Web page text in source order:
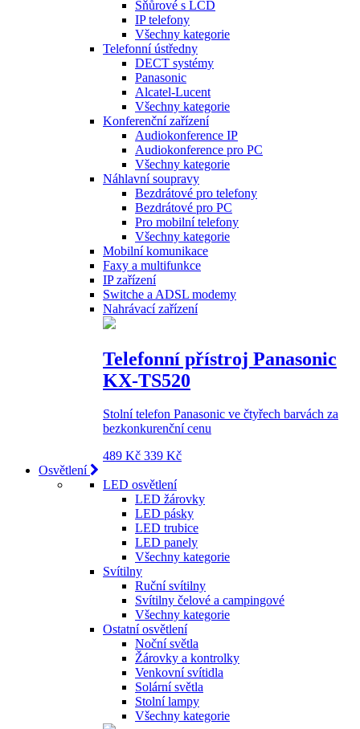
Šňůrové s LCD
IP telefony
Všechny kategorie
Telefonní ústředny
DECT systémy
Panasonic
Alcatel-Lucent
Všechny kategorie
Konferenční zařízení
Audiokonference IP
Audiokonference pro PC
Všechny kategorie
Náhlavní soupravy
Bezdrátové pro telefony
Bezdrátové pro PC
Pro mobilní telefony
Všechny kategorie
Mobilní komunikace
Faxy a multifunkce
IP zařízení
Switche a ADSL modemy
Nahrávací zařízení
Telefonní přístroj Panasonic
KX-TS520
Stolní telefon Panasonic ve čtyřech barvách za
bezkonkurenční cenu
489 Kč 339 Kč
Osvětlení
LED osvětlení
LED žárovky
LED pásky
LED trubice
LED panely
Všechny kategorie
Svítilny
Ruční svítilny
Svítilny čelové a campingové
Všechny kategorie
Ostatní osvětlení
Noční světla
Žárovky a kontrolky
Venkovní svítidla
Solární světla
Stolní lampy
Všechny kategorie